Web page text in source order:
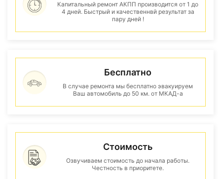
Капитальный ремонт АКПП производится от 1 до
4 дней. Быстрый и качественнвй результат за
пару дней !
Бесплатно
В случае ремонта мы бесплатно эвакуируем
Ваш автомобиль до 50 км. от МКАД-а
Стоимость
Озвучиваем стоимость до начала работы.
Честность в приоритете.